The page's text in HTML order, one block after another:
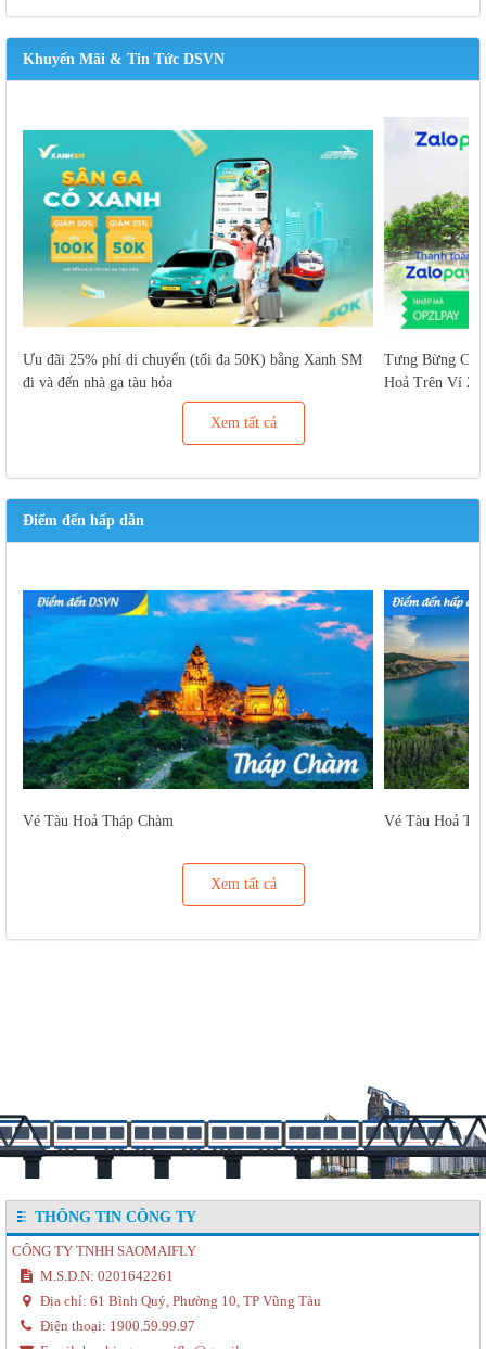
Khuyến Mãi & Tin Tức DSVN
Ưu đãi 25% phí di chuyển (tối đa 50K) bằng Xanh SM
đi và đến nhà ga tàu hỏa
Tưng Bừng
Hoả Trên Ví
Xem tất cả
Điểm đến hấp dẫn
Vé Tàu Hoả Tháp Chàm Vé Tàu Hoả
Xem tất cả
THÔNG TIN CÔNG TY
CÔNG TY TNHH SAOMAIFLY
M.S.D.N: 0201642261
Địa chỉ: 61 Bình Quý, Phường 10, TP Vũng Tàu
Điện thoại: 1900.59.99.97